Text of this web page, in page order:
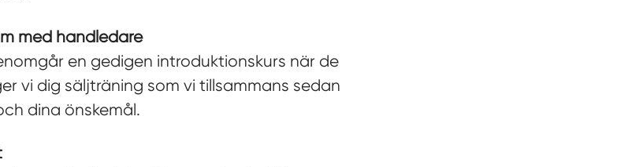
med handledare
en gedigen introduktionskurs när de
vi dig säljträning som vi tillsammans sedan
dina önskemål.